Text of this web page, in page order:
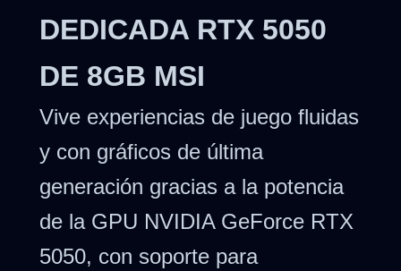
DEDICADA RTX 5050
DE 8GB MSI
Vive experiencias de juego fluidas
y con gráficos de última
generación gracias a la potencia
de la GPU NVIDIA GeForce RTX
5050, con soporte para